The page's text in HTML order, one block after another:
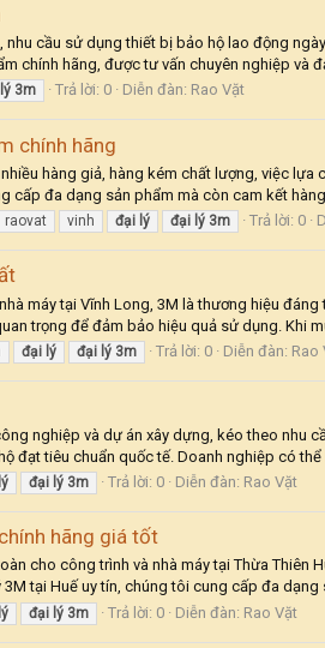
cầu sử dụng thiết bị bảo hộ lao động
chính hãng, được tư vấn chuyên nghiệp và
lý 3m Trả lời: 0 Diễn đàn: Rao Vặt
chính hãng
hàng giả, hàng kém chất lượng, việc
đa dạng sản phẩm mà còn cam kết hàng
raovat vinh đại lý đại lý 3m Trả lời: 0
máy tại Vĩnh Long, 3M là thương hiệu
trọng để đảm bảo hiệu quả sử dụng. Khi
đại lý đại lý 3m Trả lời: 0 Diễn đàn: Rao
nghiệp và dự án xây dựng, kéo theo
đạt tiêu chuẩn quốc tế. Doanh nghiệp có thể
lý đại lý 3m Trả lời: 0 Diễn đàn: Rao Vặt
hãng giá tốt
cho công trình và nhà máy tại Thừa
tại Huế uy tín, chúng tôi cung cấp đa dạng
lý đại lý 3m Trả lời: 0 Diễn đàn: Rao Vặt